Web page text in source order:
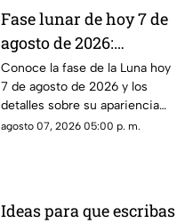
Fase lunar de hoy 7 de
agosto de 2026:
descubre cómo luce la
Luna y su significado
Conoce la fase de la Luna hoy
7 de agosto de 2026 y los
detalles sobre su apariencia
durante esta jornada.
agosto 07, 2026 05:00 p. m.
Ideas para que escribas